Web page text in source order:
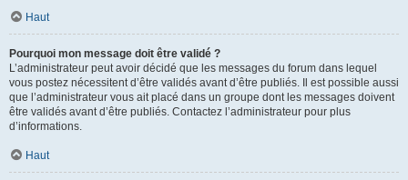
Haut
Pourquoi mon message doit être validé ?
L’administrateur peut avoir décidé que les messages du forum dans lequel
vous postez nécessitent d’être validés avant d’être publiés. Il est possible aussi
que l’administrateur vous ait placé dans un groupe dont les messages doivent
être validés avant d’être publiés. Contactez l’administrateur pour plus
d’informations.
Haut